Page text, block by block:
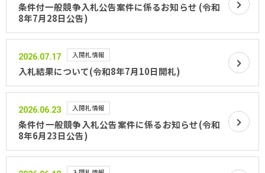
条件付一般競争入札公告案件に係るお知らせ (令和
8年7月28日公告)
2026.07.17 入開札情報
入札結果について(令和8年7月10日開札)
2026.06.23 入開札情報
条件付一般競争入札公告案件に係るお知らせ(令和
8年6月23日公告)